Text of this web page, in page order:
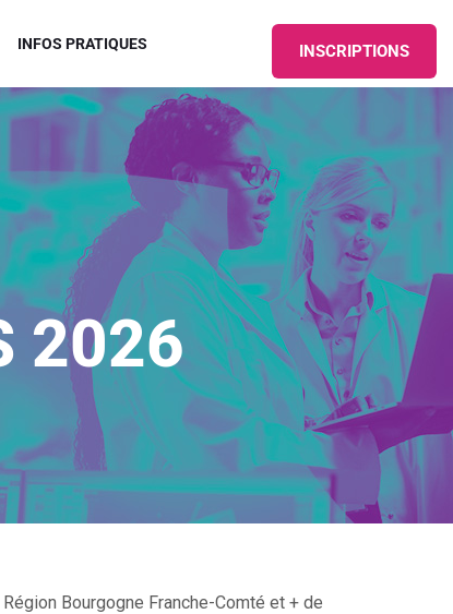
INFOS PRATIQUES INSCRIPTIONS
2026
Bourgogne Franche-Comté et + de